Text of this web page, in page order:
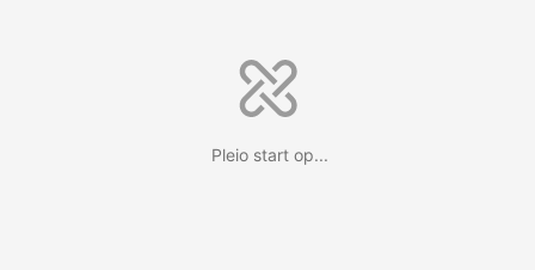
Pleio start op...